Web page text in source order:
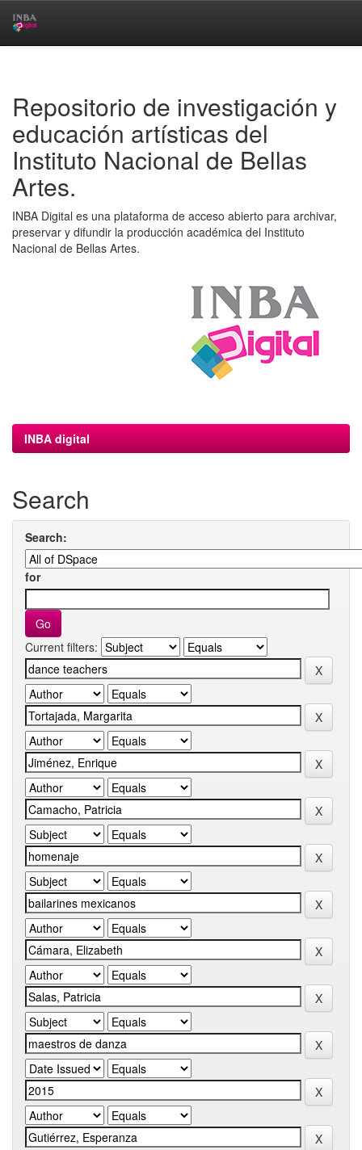
Repositorio de investigación y
educación artísticas del
Instituto Nacional de Bellas
Artes.
INBA Digital es una plataforma de acceso abierto para archivar,
preservar y difundir la producción académica del Instituto
Nacional de Bellas Artes.
INBA digital
Search
Search:
for
Current filters: